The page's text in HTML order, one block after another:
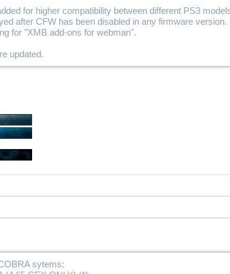
for higher compatibility between different PS3
after CFW has been disabled in any firmware version.
for "XMB add-ons for webman".
updated.
sytems;